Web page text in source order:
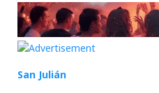
San Julián